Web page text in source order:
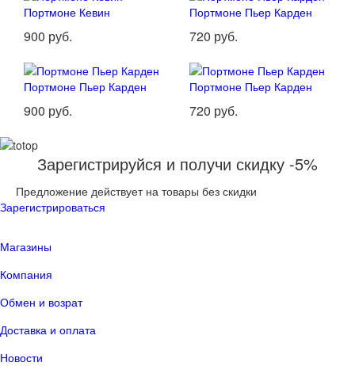
Портмоне Кевин
900 руб.
Портмоне Пьер Карден
720 руб.
Портмоне Пьер Карден
900 руб.
Портмоне Пьер Карден
720 руб.
Зарегистрируйся и получи скидку -5%
Предложение действует на товары без скидки
Зарегистрироваться
Магазины
Компания
Обмен и возрат
Доставка и оплата
Новости